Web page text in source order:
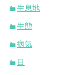
生息地
生態
病気
目